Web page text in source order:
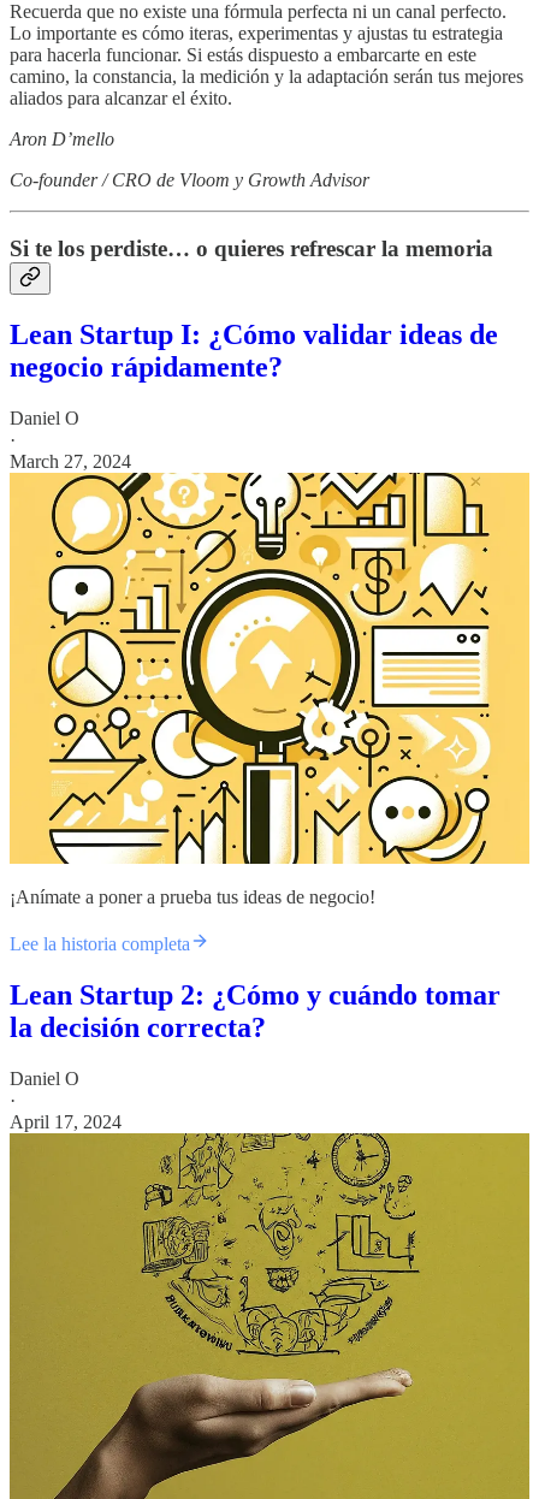
Recuerda que no existe una fórmula perfecta ni un canal perfecto.
Lo importante es cómo iteras, experimentas y ajustas tu estrategia
para hacerla funcionar. Si estás dispuesto a embarcarte en este
camino, la constancia, la medición y la adaptación serán tus mejores
aliados para alcanzar el éxito.
Aron D’mello
Co-founder / CRO de Vloom y Growth Advisor
Si te los perdiste… o quieres refrescar la memoria
Lean Startup I: ¿Cómo validar ideas de
negocio rápidamente?
Daniel O
·
March 27, 2024
¡Anímate a poner a prueba tus ideas de negocio!
Lee la historia completa
Lean Startup 2: ¿Cómo y cuándo tomar
la decisión correcta?
Daniel O
·
April 17, 2024